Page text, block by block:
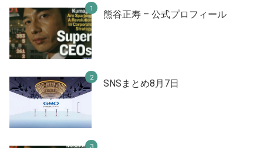
熊谷正寿 – 公式プロフィール
SNSまとめ8月7日